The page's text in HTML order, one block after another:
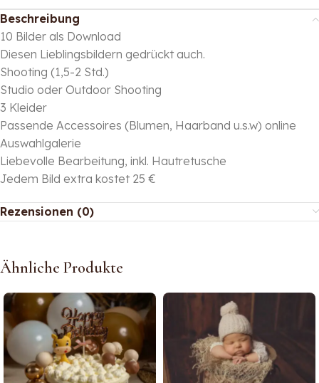
Beschreibung
10 Bilder als Download
Diesen Lieblingsbildern gedrückt auch.
Shooting (1,5-2 Std.)
Studio oder Outdoor Shooting
3 Kleider
Passende Accessoires (Blumen, Haarband u.s.w) online
Auswahlgalerie
Liebevolle Bearbeitung, inkl. Hautretusche
Jedem Bild extra kostet 25 €
Rezensionen (0)
Ähnliche Produkte